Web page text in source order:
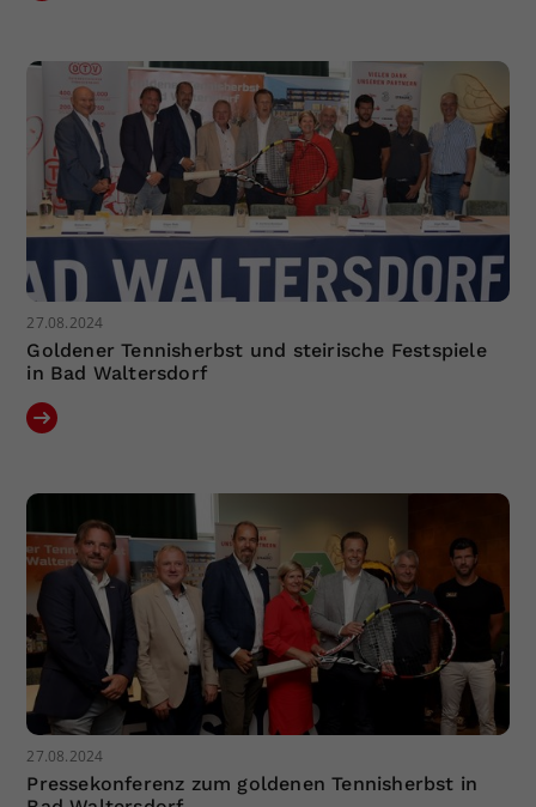
27.08.2024
Goldener Tennisherbst und steirische Festspiele
in Bad Waltersdorf
27.08.2024
Pressekonferenz zum goldenen Tennisherbst in